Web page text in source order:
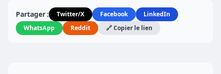
Partager : Twitter/X Facebook
LinkedIn
WhatsApp
Reddit 🔗 Copier le lien